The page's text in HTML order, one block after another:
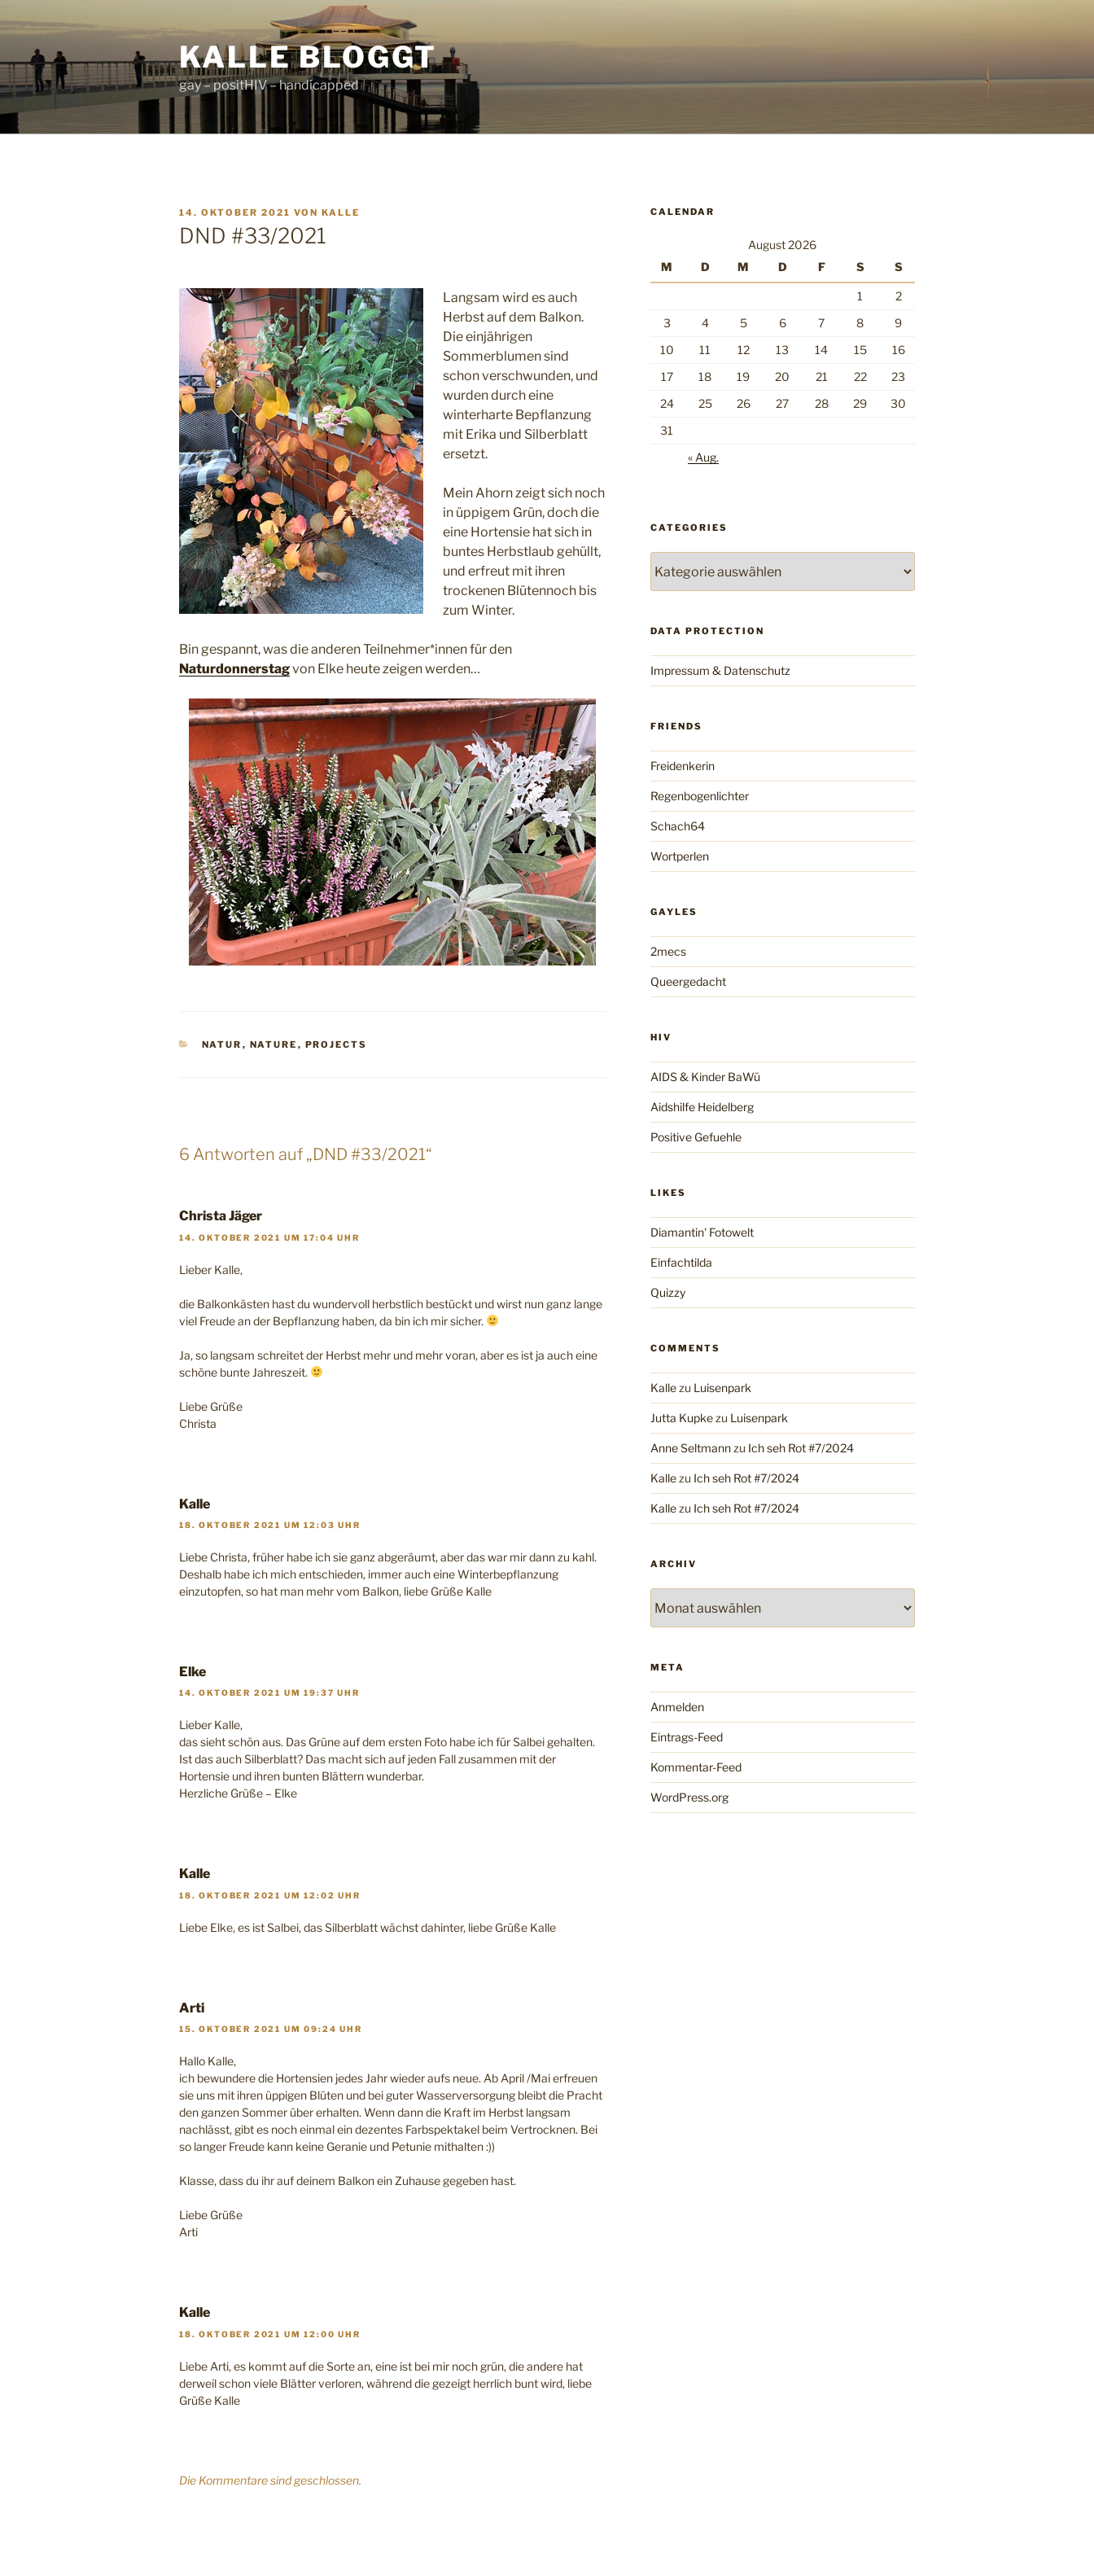
Inhalt
springen
KALLE BLOGGT
gay – positHIV – handicapped
VERÖFFENTLICHT
AM
14. OKTOBER 2021 VON KALLE
DND #33/2021
Langsam wird es auch
Herbst auf dem Balkon.
Die einjährigen
Sommerblumen sind
schon verschwunden, und
wurden durch eine
winterharte Bepflanzung
mit Erika und Silberblatt
ersetzt.
Mein Ahorn zeigt sich noch
in üppigem Grün, doch die
eine Hortensie hat sich in
buntes Herbstlaub gehüllt,
und erfreut mit ihren
trockenen Blütennoch bis
zum Winter.
Bin gespannt, was die anderen Teilnehmer*innen für den
Naturdonnerstagvon Elke heute zeigen werden…
KATEGORIEN
NATUR , NATURE , PROJECTS
6 Antworten auf „DND #33/2021“
Christa Jäger
14. OKTOBER 2021 UM 17:04 UHR
Lieber Kalle,
die Balkonkästen hast du wundervoll herbstlich bestückt und wirst nun ganz lange
viel Freude an der Bepflanzung haben, da bin ich mir sicher.
Ja, so langsam schreitet der Herbst mehr und mehr voran, aber es ist ja auch eine
schöne bunte Jahreszeit.
Liebe Grüße
Christa
Kalle
18. OKTOBER 2021 UM 12:03 UHR
Liebe Christa, früher habe ich sie ganz abgeräumt, aber das war mir dann zu kahl.
Deshalb habe ich mich entschieden, immer auch eine Winterbepflanzung
einzutopfen, so hat man mehr vom Balkon, liebe Grüße Kalle
Elke
14. OKTOBER 2021 UM 19:37 UHR
Lieber Kalle,
das sieht schön aus. Das Grüne auf dem ersten Foto habe ich für Salbei gehalten.
Ist das auch Silberblatt? Das macht sich auf jeden Fall zusammen mit der
Hortensie und ihren bunten Blättern wunderbar.
Herzliche Grüße – Elke
Kalle
18. OKTOBER 2021 UM 12:02 UHR
Liebe Elke, es ist Salbei, das Silberblatt wächst dahinter, liebe Grüße Kalle
Arti
15. OKTOBER 2021 UM 09:24 UHR
Hallo Kalle,
ich bewundere die Hortensien jedes Jahr wieder aufs neue. Ab April /Mai erfreuen
sie uns mit ihren üppigen Blüten und bei guter Wasserversorgung bleibt die Pracht
den ganzen Sommer über erhalten. Wenn dann die Kraft im Herbst langsam
nachlässt, gibt es noch einmal ein dezentes Farbspektakel beim Vertrocknen. Bei
so langer Freude kann keine Geranie und Petunie mithalten :))
Klasse, dass du ihr auf deinem Balkon ein Zuhause gegeben hast.
Liebe Grüße
Arti
Kalle
18. OKTOBER 2021 UM 12:00 UHR
Liebe Arti, es kommt auf die Sorte an, eine ist bei mir noch grün, die andere hat
derweil schon viele Blätter verloren, während die gezeigt herrlich bunt wird, liebe
Grüße Kalle
Die Kommentare sind geschlossen.
CALENDAR
August 2026
M
D M D F S S
1
2
3
4 5 6 7 8
9
10
11 12 13 14 15
16
17
18 19 20 21 22
23
24
25 26 27 28 29
30
31
« Aug.
CATEGORIES
DATA PROTECTION
Impressum & Datenschutz
FRIENDS
Freidenkerin
Regenbogenlichter
Schach64
Wortperlen
GAYLES
2mecs
Queergedacht
HIV
AIDS & Kinder BaWü
Aidshilfe Heidelberg
Positive Gefuehle
LIKES
Diamantin' Fotowelt
Einfachtilda
Quizzy
COMMENTS
Kallezu Luisenpark
Jutta Kupkezu Luisenpark
Anne Seltmannzu Ich seh Rot #7/2024
Kallezu Ich seh Rot #7/2024
Kallezu Ich seh Rot #7/2024
ARCHIV
META
Anmelden
Eintrags-Feed
Kommentar-Feed
WordPress.org